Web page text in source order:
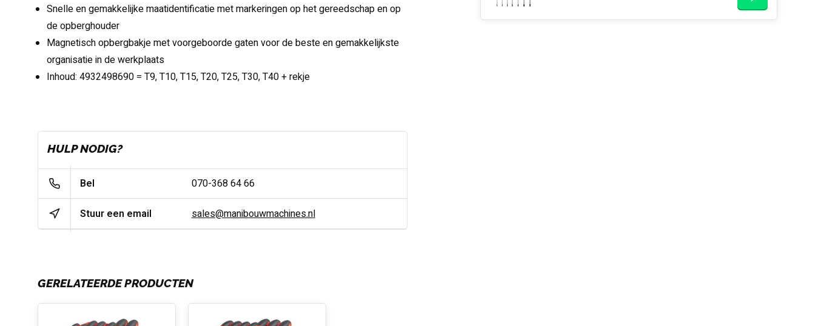
Snelle en gemakkelijke maatidentificatie met markeringen op het gereedschap en op
de opberghouder
Magnetisch opbergbakje met voorgeboorde gaten voor de beste en gemakkelijkste
organisatie in de werkplaats
Inhoud: 4932498690 = T9, T10, T15, T20, T25, T30, T40 + rekje
HULP NODIG?
Bel 070-368 64 66
Stuur een email sales@manibouwmachines.nl
GERELATEERDE PRODUCTEN